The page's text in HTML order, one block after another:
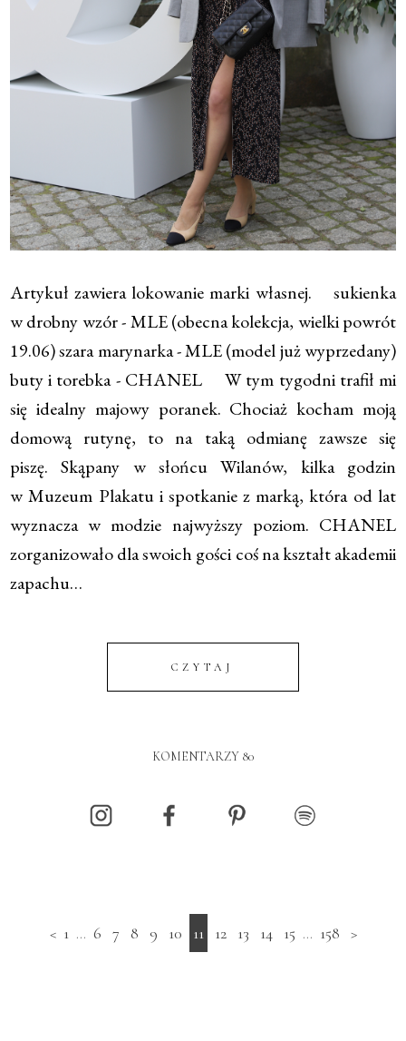
Artykuł zawiera lokowanie marki własnej. sukienka
w drobny wzór - MLE (obecna kolekcja, wielki powrót
19.06) szara marynarka - MLE (model już wyprzedany)
buty i torebka - CHANEL W tym tygodni trafił mi
się idealny majowy poranek. Chociaż kocham moją
domową rutynę, to na taką odmianę zawsze się
piszę. Skąpany w słońcu Wilanów, kilka godzin
w Muzeum Plakatu i spotkanie z marką, która od lat
wyznacza w modzie najwyższy poziom. CHANEL
zorganizowało dla swoich gości coś na kształt akademii
zapachu…
CZYTAJ
KOMENTARZY 80
< 1 ... 6 7 8 9 10 11 12 13 14 15 ... 158 >